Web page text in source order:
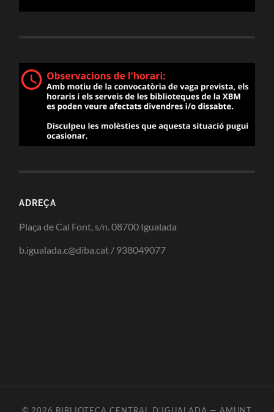
ADREÇA
Plaça de Cal Font, s/n. 08700 Igualada
b.igualada.c@diba.cat / 938049077